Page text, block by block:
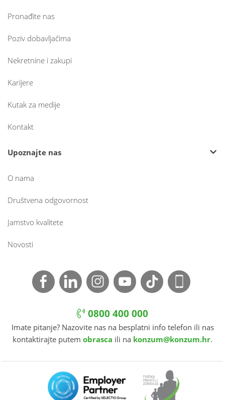
Pronađite nas
Poziv dobavljačima
Nekretnine i zakupi
Karijere
Kutak za medije
Kontakt
Upoznajte nas
O nama
Društvena odgovornost
Jamstvo kvalitete
Novosti
0800 400 000
Imate pitanje? Nazovite nas na besplatni info telefon ili nas
kontaktirajte putem obrasca ili na konzum@konzum.hr.